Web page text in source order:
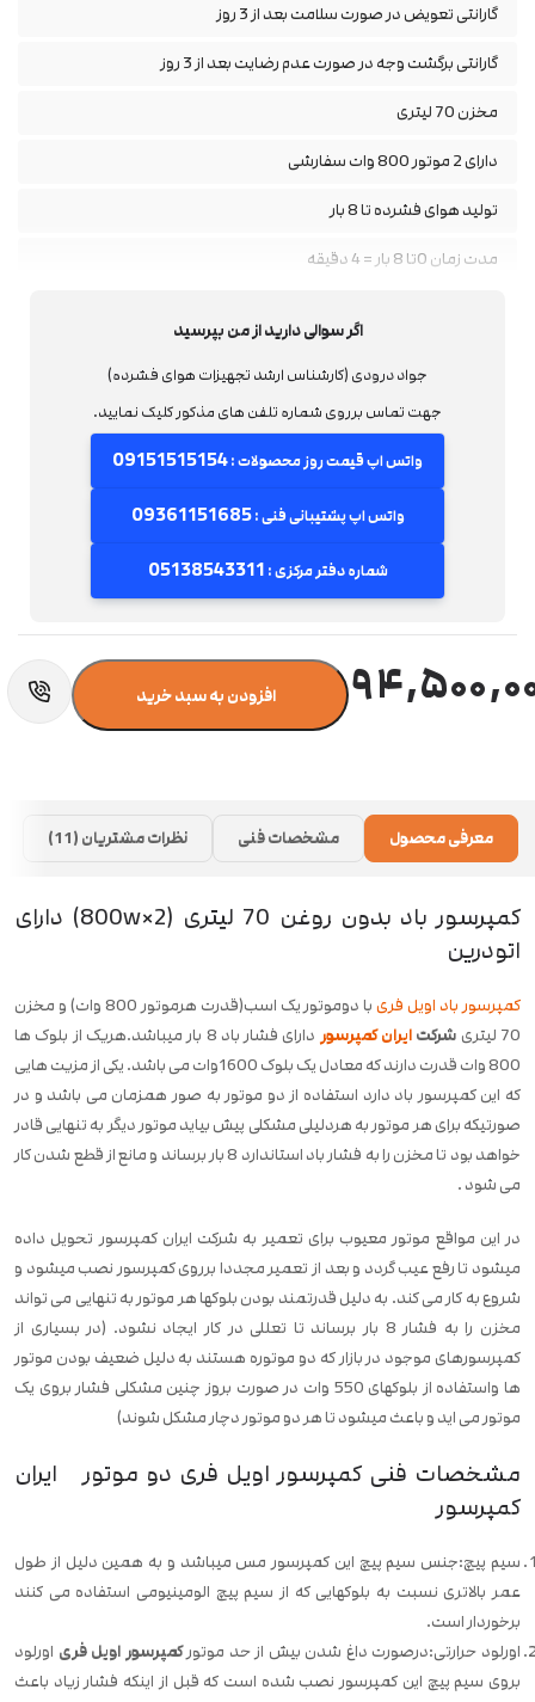
گارانتی تعویض در صورت سلامت بعد از 3 روز
گارانتی برگشت وجه در صورت عدم رضایت بعد از 3 روز
مخزن 70 لیتری
دارای 2 موتور 800 وات سفارشی
تولید هوای فشرده تا 8 بار
مدت زمان 0تا 8 بار = 4 دقیقه
دارای تفلون نسوز در داخل شیلنگ
مخزن اپوکسی
قابلیت سفارشی سازی کمپرسور باد
استفاده از شلنگ های استیل استنلس
دارای تخلیه اتومات مخزن (اتو درین)
اگر سوالی دارید از من بپرسید
جواد درودی (کارشناس ارشد تجهیزات هوای فشرده)
جهت تماس برروی شماره تلفن های مذکور کلیک نمایید.
واتس اپ قیمت روز محصولات :09151515154
واتس اپ پشتیبانی فنی :09361151685
شماره دفتر مرکزی : 05138543311
افزودن به سبد خرید
معرفی محصول مشخصات فنی نظرات مشتریان (11)
کمپرسور باد بدون روغن 70 لیتری (800w×2) دارای
اتودرین
کمپرسور باد اویل فری
با دوموتور یک اسب(قدرت هرموتور 800 وات) و مخزن
70 لیتری
شرکت ایران کمپرسور
دارای فشار باد 8 بار میباشد.هریک از بلوک ها
800 وات قدرت دارند که معادل یک بلوک 1600وات می باشد. یکی از مزیت هایی
که این کمپرسور باد دارد استفاده از دو موتور به صور همزمان می باشد و در
صورتیکه برای هر موتور به هردلیلی مشکلی پیش بیاید موتور دیگر به تنهایی قادر
خواهد بود تا مخزن را به فشار باد استاندارد 8 بار برساند و مانع از قطع شدن کار
می شود .
در این مواقع موتور معیوب برای تعمیر به شرکت ایران کمپرسور تحویل داده
میشود تا رفع عیب گردد و بعد از تعمیر مجددا برروی کمپرسور نصب میشود و
شروع به کار می کند. به دلیل قدرتمند بودن بلوکها هر موتور به تنهایی می تواند
مخزن را به فشار 8 بار برساند تا تعللی در کار ایجاد نشود. (در بسیاری از
کمپرسورهای موجود در بازار که دو موتوره هستند به دلیل ضعیف بودن موتور
ها واستفاده از بلوکهای 550 وات در صورت بروز چنین مشکلی فشار بروی یک
موتور می اید و باعث میشود تا هر دو موتور دچار مشکل شوند)
مشخصات فنی کمپرسور اویل فری دو موتور ایران
کمپرسور
سیم پیچ:جنس سیم پیچ این کمپرسور مس میباشد و به همین دلیل از طول
عمر بالاتری نسبت به بلوکهایی که از سیم پیچ الومینیومی استفاده می کنند
برخوردار است.
اورلود حرارتی:درصورت داغ شدن بیش از حد موتورکمپرسور اویل فری اورلود
بروی سیم پیچ این کمپرسور نصب شده است که قبل از اینکه فشار زیاد باعث